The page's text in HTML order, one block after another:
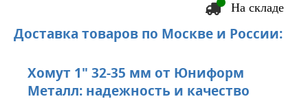
На складе
Доставка товаров по Москве и России:
Хомут 1" 32-35 мм от Юниформ
Металл: надежность и качество